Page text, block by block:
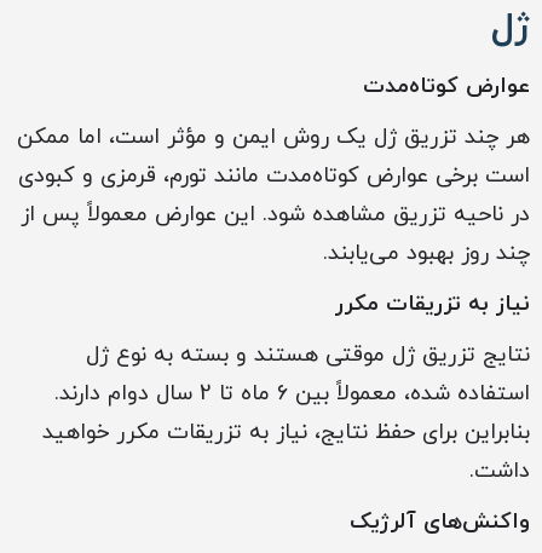
ژل
عوارض کوتاه‌مدت
هر چند تزریق ژل یک روش ایمن و مؤثر است، اما ممکن
است برخی عوارض کوتاه‌مدت مانند تورم، قرمزی و کبودی
در ناحیه تزریق مشاهده شود. این عوارض معمولاً پس از
چند روز بهبود می‌یابند.
نیاز به تزریقات مکرر
نتایج تزریق ژل موقتی هستند و بسته به نوع ژل
استفاده شده، معمولاً بین 6 ماه تا 2 سال دوام دارند.
بنابراین برای حفظ نتایج، نیاز به تزریقات مکرر خواهید
داشت.
واکنش‌های آلرژیک